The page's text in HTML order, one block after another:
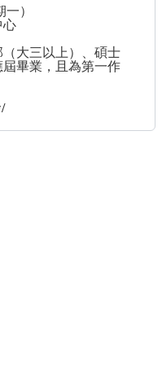
）
心
大三以上）、碩士
畢業，且為第一作